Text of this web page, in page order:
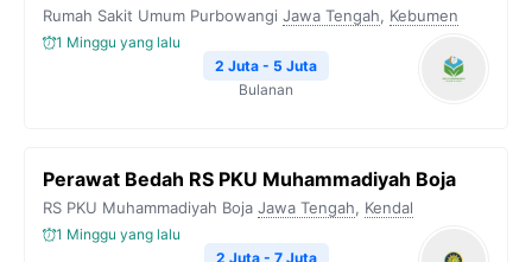
Rumah Sakit Umum Purbowangi Jawa Tengah, Kebumen
1 Minggu yang lalu
2 Juta - 5 Juta
Bulanan
Perawat Bedah RS PKU Muhammadiyah Boja
RS PKU Muhammadiyah Boja Jawa Tengah, Kendal
1 Minggu yang lalu
2 Juta - 7 Juta